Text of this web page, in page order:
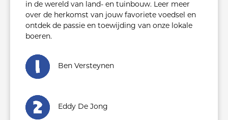
in de wereld van land- en tuinbouw. Leer meer
over de herkomst van jouw favoriete voedsel en
ontdek de passie en toewijding van onze lokale
boeren.
Ben Versteynen
Eddy De Jong